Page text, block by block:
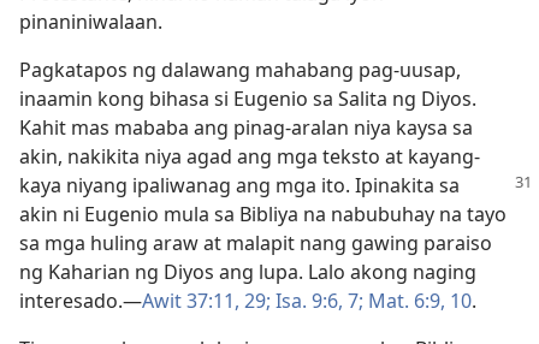
pinaniniwalaan.
Pagkatapos ng dalawang mahabang pag-uusap,
inaamin kong bihasa si Eugenio sa Salita ng Diyos.
Kahit mas mababa ang pinag-aralan niya kaysa sa
akin, nakikita niya agad ang mga teksto at kayang-
kaya niyang ipaliwanag ang mga ito. Ipinakita sa
akin ni Eugenio mula sa Bibliya na nabubuhay na tayo
sa mga huling araw at malapit nang gawing paraiso
ng Kaharian ng Diyos ang lupa. Lalo akong naging
interesado.​—Awit 37:11, 29; Isa. 9:6, 7; Mat. 6:9, 10.